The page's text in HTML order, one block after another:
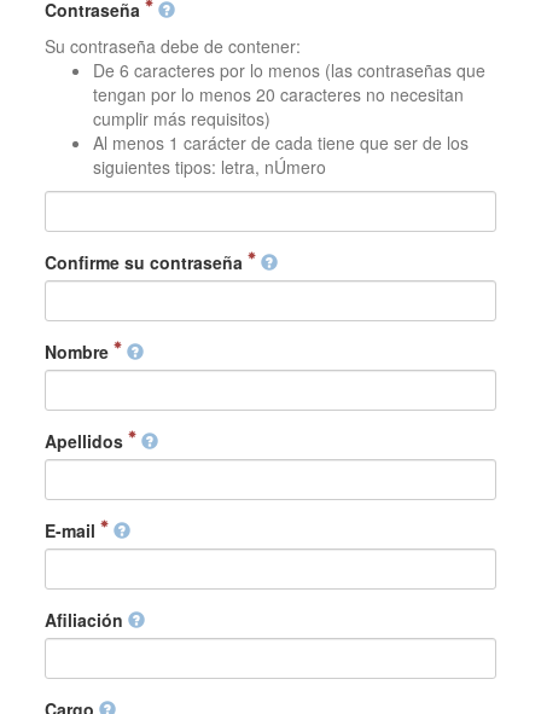
Contraseña
Su contraseña debe de contener:
De 6 caracteres por lo menos (las contraseñas que
tengan por lo menos 20 caracteres no necesitan
cumplir más requisitos)
Al menos 1 carácter de cada tiene que ser de los
siguientes tipos: letra, nÚmero
Confirme su contraseña
Nombre
Apellidos
E-mail
Afiliación
Cargo